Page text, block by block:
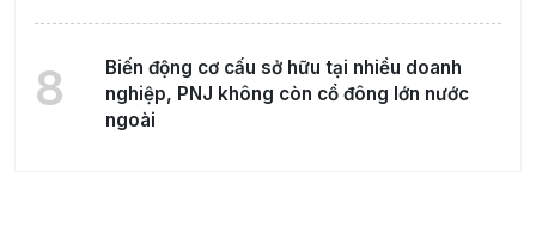
8
Biến động cơ cấu sở hữu tại nhiều doanh
nghiệp, PNJ không còn cổ đông lớn nước
ngoài